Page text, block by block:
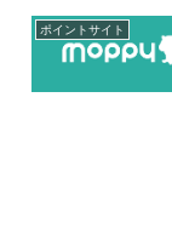
ポイントサイト